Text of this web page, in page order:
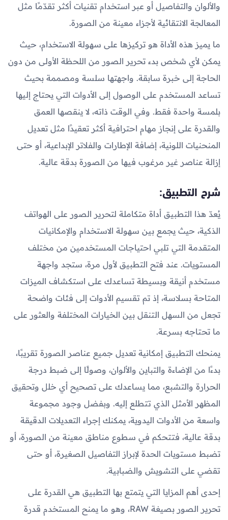
والألوان والتفاصيل أو عبر استخدام تقنيات أكثر تقدّمًا مثل
المعالجة الانتقائية لأجزاء معينة من الصورة.
ما يميز هذه الأداة هو تركيزها على سهولة الاستخدام، حيث
يمكن لأي شخص بدء تحرير الصور من اللحظة الأولى من دون
الحاجة إلى خبرة سابقة. واجهتها سلسة ومصممة بحيث
تساعد المستخدم على الوصول إلى الأدوات التي يحتاج إليها
بلمسة واحدة فقط. وفي الوقت ذاته، لا ينقصها العمق
والقدرة على إنجاز مهام احترافية أكثر تعقيدًا مثل تعديل
المنحنيات اللونية، إضافة الإطارات والفلاتر الإبداعية، أو حتى
إزالة عناصر غير مرغوب فيها من الصورة بدقة عالية.
شرح التطبيق:
يُعدّ هذا التطبيق أداة متكاملة لتحرير الصور على الهواتف
الذكية، حيث يجمع بين سهولة الاستخدام والإمكانيات
المتقدمة التي تلبي احتياجات المستخدمين من مختلف
المستويات. عند فتح التطبيق لأول مرة، ستجد واجهة
مستخدم أنيقة وبسيطة تساعدك على استكشاف الميزات
المتاحة بسلاسة، إذ تم تقسيم الأدوات إلى فئات واضحة
تجعل من السهل التنقل بين الخيارات المختلفة والعثور على
ما تحتاجه بسرعة.
يمنحك التطبيق إمكانية تعديل جميع عناصر الصورة تقريبًا،
بدءًا من الإضاءة والتباين والألوان، وصولًا إلى ضبط درجة
الحرارة والتشبع، مما يساعدك على تصحيح أي خلل وتحقيق
المظهر الأمثل الذي تتطلع إليه. وبفضل وجود مجموعة
واسعة من الأدوات اليدوية، يمكنك إجراء التعديلات الدقيقة
بدقة عالية، فتتحكم في سطوع مناطق معينة من الصورة، أو
تضبط مستويات الحدة لإبراز التفاصيل الصغيرة، أو حتى
تقضي على التشويش والضبابية.
إحدى أهم المزايا التي يتمتع بها التطبيق هي القدرة على
تحرير الصور بصيغة RAW، وهو ما يمنح المستخدم قدرة